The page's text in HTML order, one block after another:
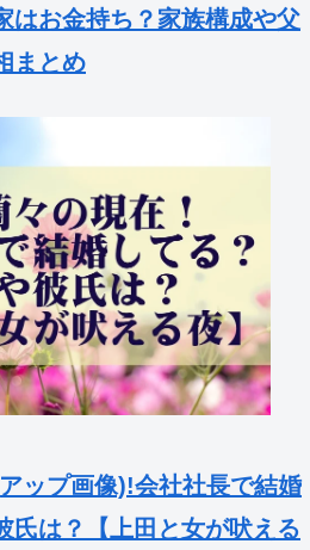
はお金持ち？家族構成や父
まとめ
ップ画像)!会社社長で結婚
氏は？【上田と女が吠える